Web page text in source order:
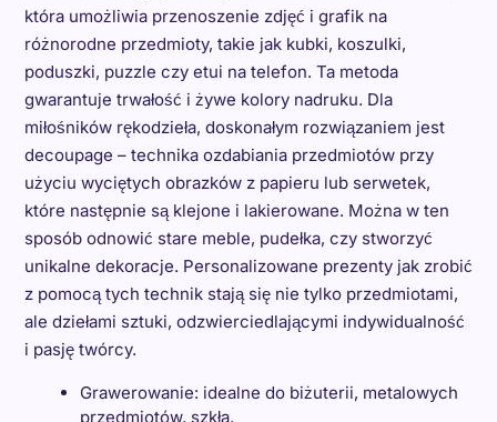
która umożliwia przenoszenie zdjęć i grafik na
różnorodne przedmioty, takie jak kubki, koszulki,
poduszki, puzzle czy etui na telefon. Ta metoda
gwarantuje trwałość i żywe kolory nadruku. Dla
miłośników rękodzieła, doskonałym rozwiązaniem jest
decoupage – technika ozdabiania przedmiotów przy
użyciu wyciętych obrazków z papieru lub serwetek,
które następnie są klejone i lakierowane. Można w ten
sposób odnowić stare meble, pudełka, czy stworzyć
unikalne dekoracje. Personalizowane prezenty jak zrobić
z pomocą tych technik stają się nie tylko przedmiotami,
ale dziełami sztuki, odzwierciedlającymi indywidualność
i pasję twórcy.
Grawerowanie: idealne do biżuterii, metalowych
przedmiotów, szkła.